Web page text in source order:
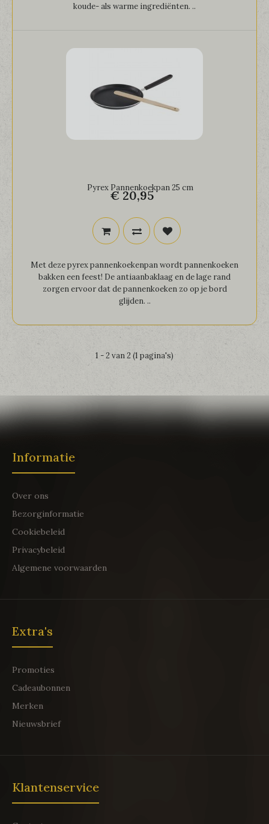
koude- als warme ingrediënten. ..
Pyrex Pannenkoekpan 25 cm
€ 20,95
Met deze pyrex pannenkoekenpan wordt pannenkoeken
bakken een feest! De antiaanbaklaag en de lage rand
zorgen ervoor dat de pannenkoeken zo op je bord
glijden. ..
1 - 2 van 2 (1 pagina's)
Informatie
Over ons
Bezorginformatie
Cookiebeleid
Privacybeleid
Algemene voorwaarden
Extra's
Promoties
Cadeaubonnen
Merken
Nieuwsbrief
Klantenservice